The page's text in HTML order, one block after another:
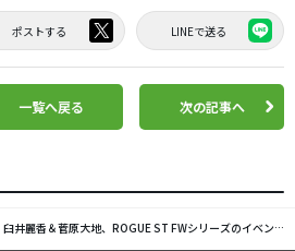
ポストする LINEで送る
一覧へ戻る 次の記事へ
臼井麗香＆菅原大地、ROGUE ST FWシリーズのイベントに登場